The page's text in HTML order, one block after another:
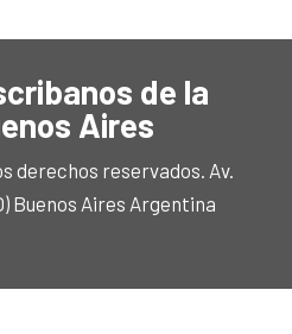
de la
Aires
derechos reservados. Av.
Buenos Aires Argentina